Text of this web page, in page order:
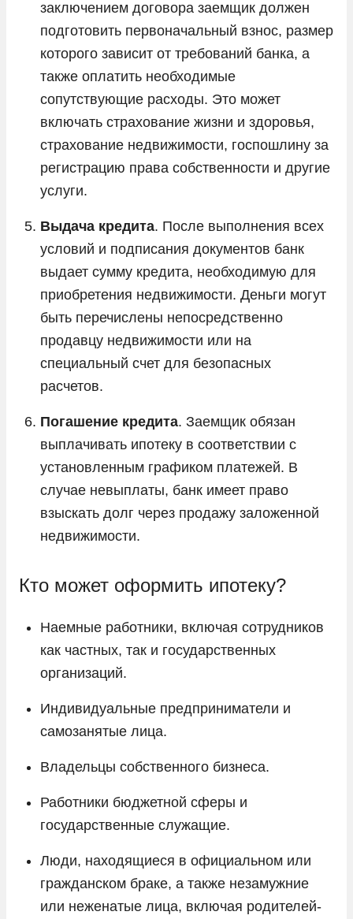
заключением договора заемщик должен
подготовить первоначальный взнос, размер
которого зависит от требований банка, а
также оплатить необходимые
сопутствующие расходы. Это может
включать страхование жизни и здоровья,
страхование недвижимости, госпошлину за
регистрацию права собственности и другие
услуги.
Выдача кредита. После выполнения всех
условий и подписания документов банк
выдает сумму кредита, необходимую для
приобретения недвижимости. Деньги могут
быть перечислены непосредственно
продавцу недвижимости или на
специальный счет для безопасных
расчетов.
Погашение кредита. Заемщик обязан
выплачивать ипотеку в соответствии с
установленным графиком платежей. В
случае невыплаты, банк имеет право
взыскать долг через продажу заложенной
недвижимости.
Кто может оформить ипотеку?
Наемные работники, включая сотрудников
как частных, так и государственных
организаций.
Индивидуальные предприниматели и
самозанятые лица.
Владельцы собственного бизнеса.
Работники бюджетной сферы и
государственные служащие.
Люди, находящиеся в официальном или
гражданском браке, а также незамужние
или неженатые лица, включая родителей-